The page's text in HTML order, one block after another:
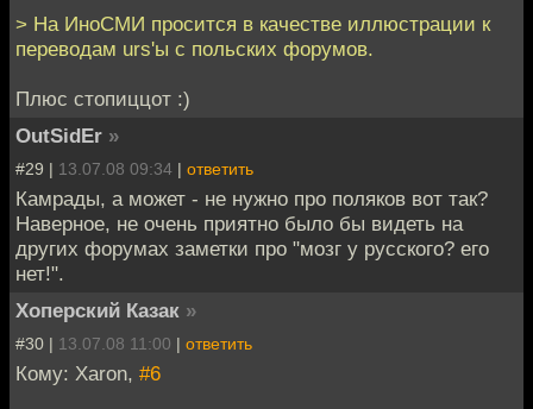
> На ИноСМИ просится в качестве иллюстрации к
переводам urs'ы с польских форумов.
Плюс стопиццот :)
OutSidEr »
#29 | 13.07.08 09:34 | ответить
Камрады, а может - не нужно про поляков вот так?
Наверное, не очень приятно было бы видеть на
других форумах заметки про "мозг у русского? его
нет!".
Хоперский Казак »
#30 | 13.07.08 11:00 | ответить
Кому: Xaron, #6